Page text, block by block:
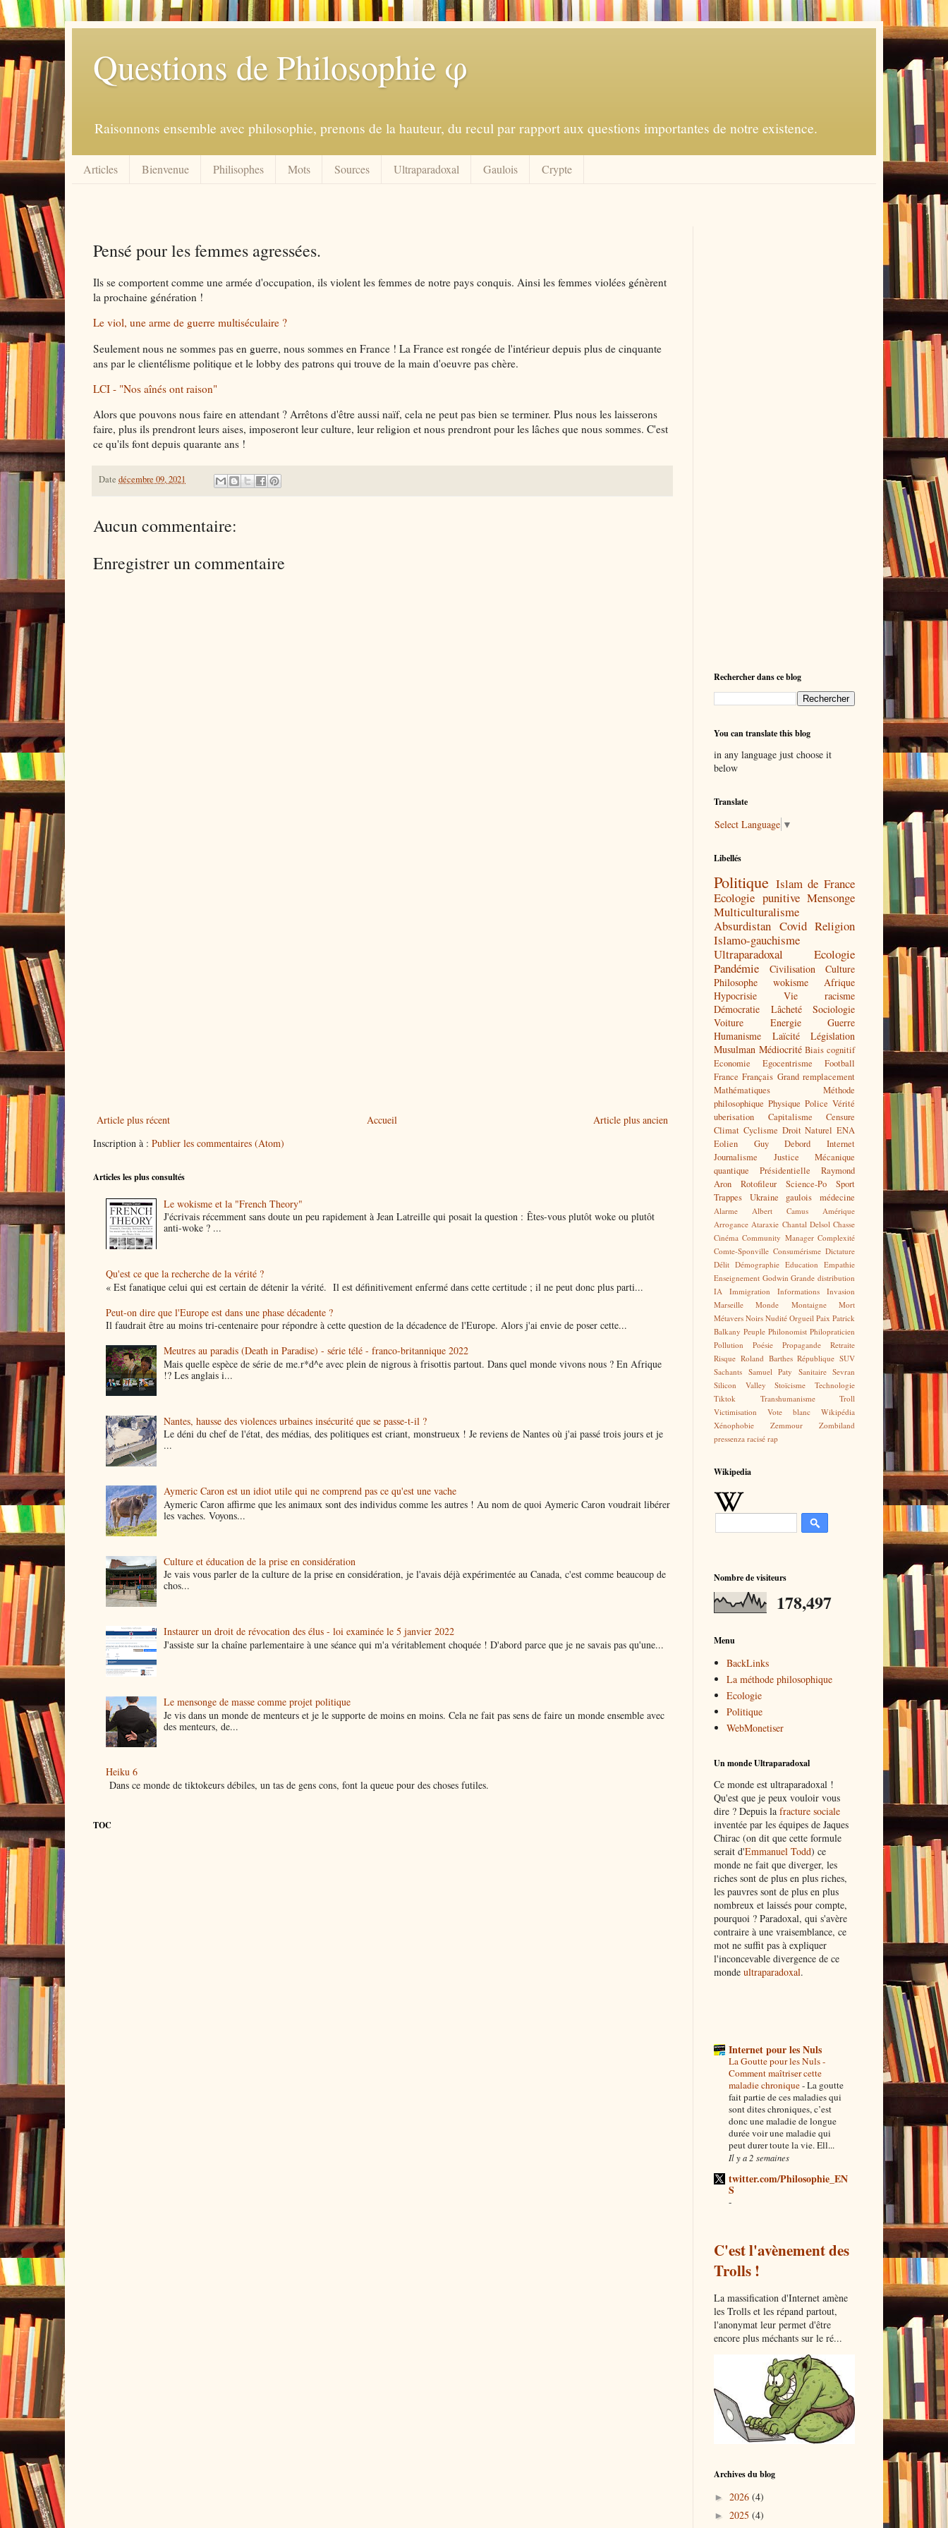
Questions de Philosophie φ
Raisonnons ensemble avec philosophie, prenons de la hauteur, du recul par rapport aux questions importantes de notre existence.
Articles Bienvenue Philisophes Mots Sources Ultraparadoxal Gaulois Crypte
Pensé pour les femmes agressées.
Ils se comportent comme une armée d'occupation, ils violent les femmes de notre pays conquis. Ainsi les femmes violées génèrent
la prochaine génération !
Le viol, une arme de guerre multiséculaire ?
Seulement nous ne sommes pas en guerre, nous sommes en France ! La France est rongée de l'intérieur depuis plus de cinquante
ans par le clientélisme politique et le lobby des patrons qui trouve de la main d'oeuvre pas chère.
LCI - "Nos aînés ont raison"
Alors que pouvons nous faire en attendant ? Arrêtons d'être aussi naïf, cela ne peut pas bien se terminer. Plus nous les laisserons
faire, plus ils prendront leurs aises, imposeront leur culture, leur religion et nous prendront pour les lâches que nous sommes. C'est
ce qu'ils font depuis quarante ans !
Date décembre 09, 2021
Aucun commentaire:
Enregistrer un commentaire
Article plus récent Article plus ancien
Accueil
Inscription à : Publier les commentaires (Atom)
Articles les plus consultés
Le wokisme et la "French Theory"
J'écrivais récemment sans doute un peu rapidement à Jean Latreille qui posait la question : Êtes-vous plutôt woke ou plutôt
anti-woke ? ...
Qu'est ce que la recherche de la vérité ?
« Est fanatique celui qui est certain de détenir la vérité. Il est définitivement enfermé dans cette certitude ; il ne peut donc plus parti...
Peut-on dire que l'Europe est dans une phase décadente ?
Il faudrait être au moins tri-centenaire pour répondre à cette question de la décadence de l'Europe. Alors j'ai envie de poser cette...
Meutres au paradis (Death in Paradise) - série télé - franco-britannique 2022
Mais quelle espèce de série de me.r*d^e avec plein de nigrous à frisottis partout. Dans quel monde vivons nous ? En Afrique
!? Les anglais i...
Nantes, hausse des violences urbaines insécurité que se passe-t-il ?
Le déni du chef de l'état, des médias, des politiques est criant, monstrueux ! Je reviens de Nantes où j'ai passé trois jours et je
...
Aymeric Caron est un idiot utile qui ne comprend pas ce qu'est une vache
Aymeric Caron affirme que les animaux sont des individus comme les autres ! Au nom de quoi Aymeric Caron voudrait libérer
les vaches. Voyons...
Culture et éducation de la prise en considération
Je vais vous parler de la culture de la prise en considération, je l'avais déjà expérimentée au Canada, c'est comme beaucoup de
chos...
Instaurer un droit de révocation des élus - loi examinée le 5 janvier 2022
J'assiste sur la chaîne parlementaire à une séance qui m'a véritablement choquée ! D'abord parce que je ne savais pas qu'une...
Le mensonge de masse comme projet politique
Je vis dans un monde de menteurs et je le supporte de moins en moins. Cela ne fait pas sens de faire un monde ensemble avec
des menteurs, de...
Heiku 6
Dans ce monde de tiktokeurs débiles, un tas de gens cons, font la queue pour des choses futiles.
TOC
Rechercher dans ce blog
You can translate this blog
in any language just choose it
below
Translate
Select Language ▼
Libellés
Politique Islam de France
Ecologie punitive Mensonge
Multiculturalisme
Absurdistan Covid Religion
Islamo-gauchisme
Ultraparadoxal
Ecologie
Pandémie
Civilisation
Culture
Philosophe
wokisme
Afrique
Hypocrisie
Vie
racisme
Démocratie
Lâcheté
Sociologie
Voiture
Energie
Guerre
Humanisme
Laïcité
Législation
Musulman Médiocrité Biais cognitif
Economie
Egocentrisme
Football
France Français Grand remplacement
Mathématiques
Méthode
philosophique Physique Police Vérité
uberisation
Capitalisme
Censure
Climat Cyclisme Droit Naturel ENA
Eolien
Guy Debord
Internet
Journalisme
Justice
Mécanique
quantique
Présidentielle
Raymond
Aron
Rotofileur Science-Po
Sport
Trappes
Ukraine gaulois médecine
Alarme Albert Camus
Amérique
Arrogance Ataraxie Chantal Delsol Chasse
Cinéma Community Manager Complexité
Comte-Sponville Consumérisme Dictature
Délit Démographie Education Empathie
Enseignement Godwin Grande distribution
IA
Immigration Informations
Invasion
Marseille
Monde Montaigne
Mort
Métavers Noirs Nudité Orgueil Paix Patrick
Balkany Peuple Philonomist Philopraticien
Pollution
Poésie Propagande
Retraite
Risque Roland Barthes République SUV
Sachants Samuel Paty Sanitaire Sevran
Silicon Valley
Stoïcisme
Technologie
Tiktok
Transhumanisme
Troll
Victimisation
Vote blanc
Wikipédia
Xénophobie
Zemmour
Zombiland
pressenza racisé rap
Wikipedia
Nombre de visiteurs
178,497
Menu
BackLinks
La méthode philosophique
Ecologie
Politique
WebMonetiser
Un monde Ultraparadoxal
Ce monde est ultraparadoxal !
Qu'est que je peux vouloir vous
dire ? Depuis la fracture sociale
inventée par les équipes de Jaques
Chirac (on dit que cette formule
serait d'Emmanuel Todd) ce
monde ne fait que diverger, les
riches sont de plus en plus riches,
les pauvres sont de plus en plus
nombreux et laissés pour compte,
pourquoi ? Paradoxal, qui s'avère
contraire à une vraisemblance, ce
mot ne suffit pas à expliquer
l'inconcevable divergence de ce
monde ultraparadoxal.
Internet pour les Nuls
La Goutte pour les Nuls -
Comment maîtriser cette
maladie chronique-La goutte
fait partie de ces maladies qui
sont dites chroniques, c’est
donc une maladie de longue
durée voir une maladie qui
peut durer toute la vie. Ell...
Il y a 2 semaines
twitter.com/Philosophie_EN
S
-
C'est l'avènement des
Trolls !
La massification d'Internet amène
les Trolls et les répand partout,
l'anonymat leur permet d'être
encore plus méchants sur le ré...
Archives du blog
► 2026 (4)
► 2025 (4)